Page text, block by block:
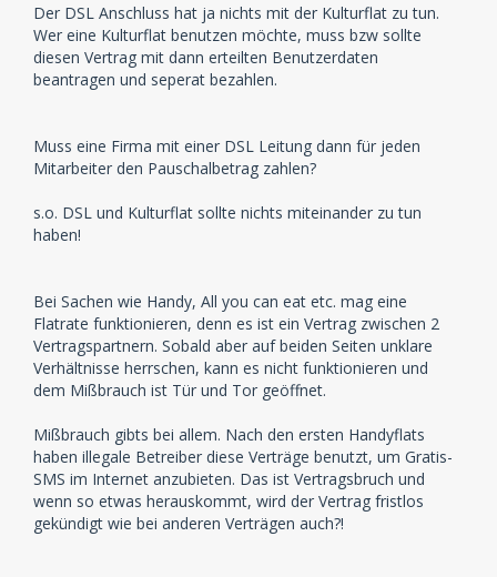
Der DSL Anschluss hat ja nichts mit der Kulturflat zu tun.
Wer eine Kulturflat benutzen möchte, muss bzw sollte
diesen Vertrag mit dann erteilten Benutzerdaten
beantragen und seperat bezahlen.
Muss eine Firma mit einer DSL Leitung dann für jeden
Mitarbeiter den Pauschalbetrag zahlen?
s.o. DSL und Kulturflat sollte nichts miteinander zu tun
haben!
Bei Sachen wie Handy, All you can eat etc. mag eine
Flatrate funktionieren, denn es ist ein Vertrag zwischen 2
Vertragspartnern. Sobald aber auf beiden Seiten unklare
Verhältnisse herrschen, kann es nicht funktionieren und
dem Mißbrauch ist Tür und Tor geöffnet.
Mißbrauch gibts bei allem. Nach den ersten Handyflats
haben illegale Betreiber diese Verträge benutzt, um Gratis-
SMS im Internet anzubieten. Das ist Vertragsbruch und
wenn so etwas herauskommt, wird der Vertrag fristlos
gekündigt wie bei anderen Verträgen auch?!